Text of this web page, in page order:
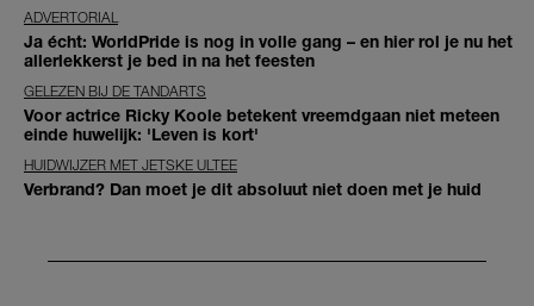
ADVERTORIAL
Ja écht: WorldPride is nog in volle gang – en hier rol je nu het
allerlekkerst je bed in na het feesten
GELEZEN BIJ DE TANDARTS
Voor actrice Ricky Koole betekent vreemdgaan niet meteen
einde huwelijk: 'Leven is kort'
HUIDWIJZER MET JETSKE ULTEE
Verbrand? Dan moet je dit absoluut niet doen met je huid